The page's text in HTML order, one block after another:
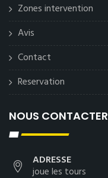
Zones intervention
Avis
Contact
Reservation
NOUS CONTACTER
ADRESSE
joue les tours